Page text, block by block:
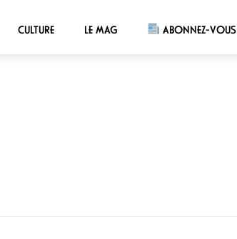
CULTURE LE MAG ABONNEZ-VOUS